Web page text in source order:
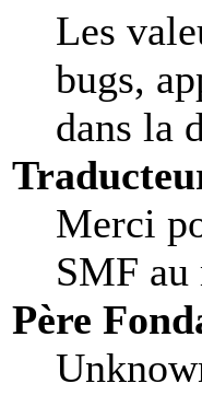
Les
bugs,
dans la
Merci
SMF au
Père